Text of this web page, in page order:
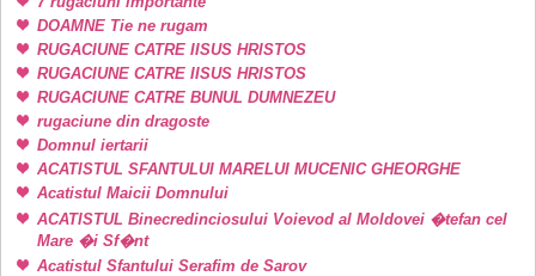
DOAMNE Tie ne rugam
RUGACIUNE CATRE IISUS HRISTOS
RUGACIUNE CATRE IISUS HRISTOS
RUGACIUNE CATRE BUNUL DUMNEZEU
rugaciune din dragoste
Domnul iertarii
ACATISTUL SFANTULUI MARELUI MUCENIC GHEORGHE
Acatistul Maicii Domnului
ACATISTUL Binecredinciosului Voievod al Moldovei �tefan cel
Mare �i Sf�nt
Acatistul Sfantului Serafim de Sarov